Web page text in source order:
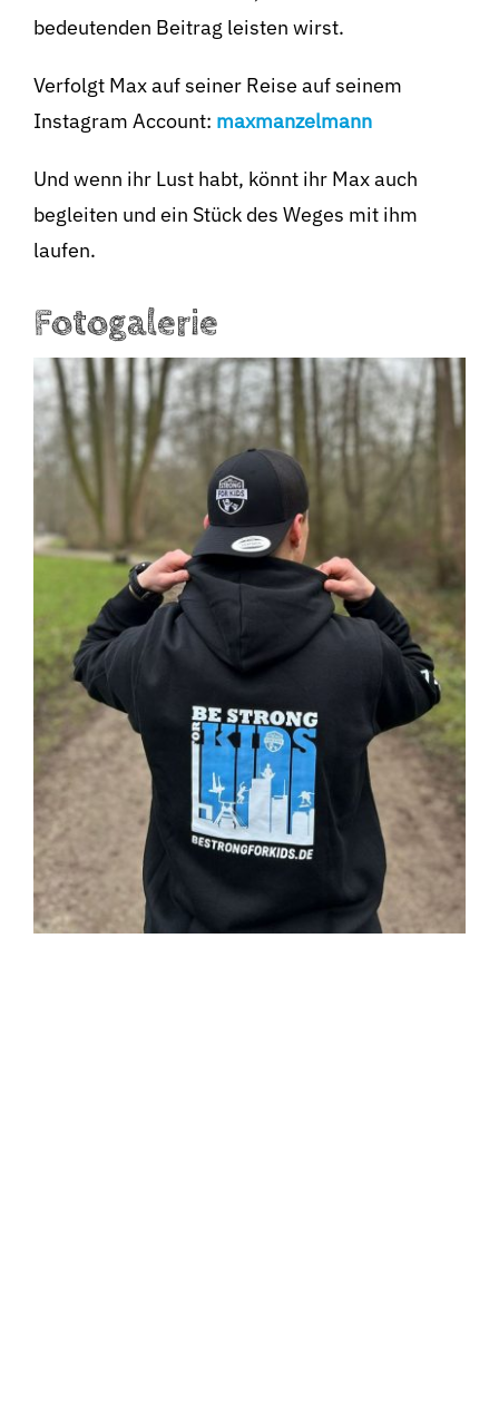
bedeutenden Beitrag leisten wirst.
Verfolgt Max auf seiner Reise auf seinem
Instagram Account: maxmanzelmann
Und wenn ihr Lust habt, könnt ihr Max auch
begleiten und ein Stück des Weges mit ihm
laufen.
Fotogalerie